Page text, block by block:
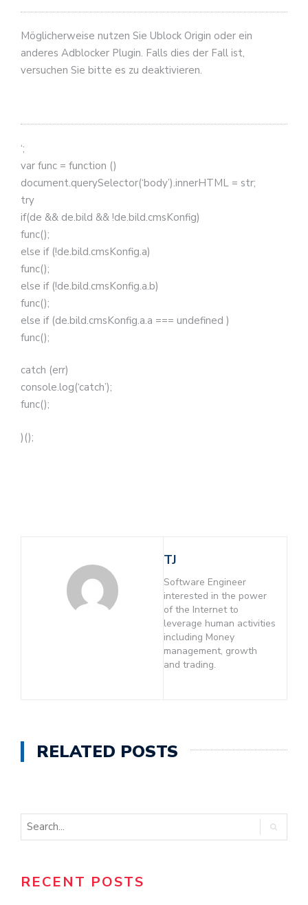
Möglicherweise nutzen Sie Ublock Origin oder ein
anderes Adblocker Plugin. Falls dies der Fall ist,
versuchen Sie bitte es zu deaktivieren.
‘;
var func = function ()
document.querySelector(‘body’).innerHTML = str;
try
if(de && de.bild && !de.bild.cmsKonfig)
func();
else if (!de.bild.cmsKonfig.a)
func();
else if (!de.bild.cmsKonfig.a.b)
func();
else if (de.bild.cmsKonfig.a.a === undefined )
func();
catch (err)
console.log(‘catch’);
func();
)();
TJ
Software Engineer
interested in the power
of the Internet to
leverage human activities
including Money
management, growth
and trading.
RELATED POSTS
RECENT POSTS